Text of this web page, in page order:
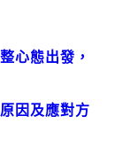
心態出發，
因及應對方